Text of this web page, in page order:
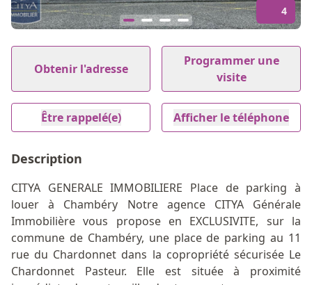
4
1
4
Obtenir l'adresse
Programmer une
visite
Être rappelé(e) Afficher le téléphone
Description
CITYA GENERALE IMMOBILIERE Place de parking à
louer à Chambéry Notre agence CITYA Générale
Immobilière vous propose en EXCLUSIVITE, sur la
commune de Chambéry, une place de parking au 11
rue du Chardonnet dans la copropriété sécurisée Le
Chardonnet Pasteur. Elle est située à proximité